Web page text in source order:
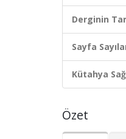
Derginin
Sayfa
Kütahya
Özet